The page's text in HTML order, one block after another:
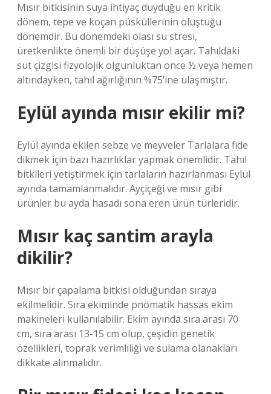
Mısır bitkisinin suya ihtiyaç duyduğu en kritik
dönem, tepe ve koçan püsküllerinin oluştuğu
dönemdir. Bu dönemdeki olası su stresi,
üretkenlikte önemli bir düşüşe yol açar. Tahıldaki
süt çizgisi fizyolojik olgunluktan önce ½ veya hemen
altındayken, tahıl ağırlığının %75’ine ulaşmıştır.
Eylül ayında mısır ekilir mi?
Eylül ayında ekilen sebze ve meyveler Tarlalara fide
dikmek için bazı hazırlıklar yapmak önemlidir. Tahıl
bitkileri yetiştirmek için tarlaların hazırlanması Eylül
ayında tamamlanmalıdır. Ayçiçeği ve mısır gibi
ürünler bu ayda hasadı sona eren ürün türleridir.
Mısır kaç santim arayla
dikilir?
Mısır bir çapalama bitkisi olduğundan sıraya
ekilmelidir. Sıra ekiminde pnömatik hassas ekim
makineleri kullanılabilir. Ekim ayında sıra arası 70
cm, sıra arası 13-15 cm olup, çeşidin genetik
özellikleri, toprak verimliliği ve sulama olanakları
dikkate alınmalıdır.